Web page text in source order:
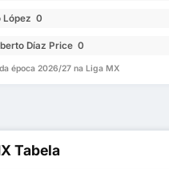
López 0
Díaz Price 0
época 2026/27 na Liga MX
Tabela